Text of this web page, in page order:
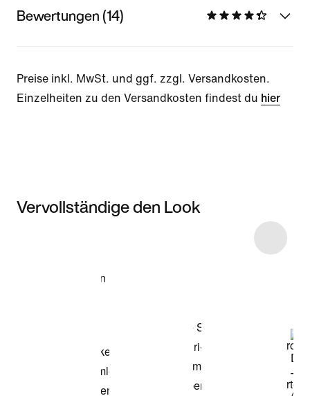
Bewertungen (14)
Preise inkl. MwSt. und ggf. zzgl. Versandkosten.
Einzelheiten zu den Versandkosten findest du hier
Vervollständige den Look
Modell anzeigen